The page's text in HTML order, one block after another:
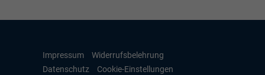
Impressum
Widerrufsbelehrung
Datenschutz
Cookie-Einstellungen